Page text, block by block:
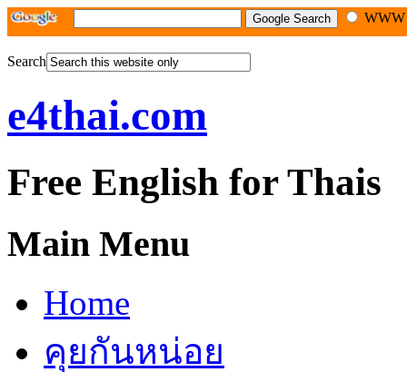
Search
e4thai.com
Free English for Thais
Main Menu
Home
คุยกันหน่อย